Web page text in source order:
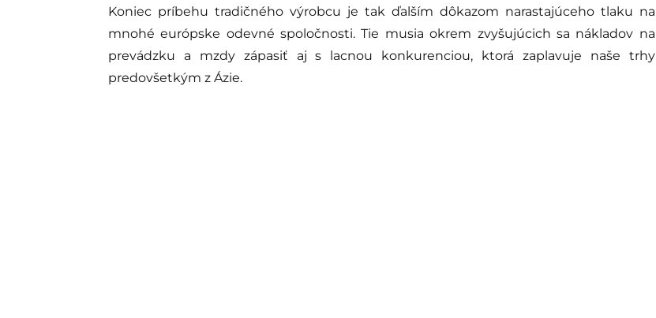
Koniec príbehu tradičného výrobcu je tak ďalším dôkazom narastajúceho tlaku na
mnohé európske odevné spoločnosti. Tie musia okrem zvyšujúcich sa nákladov na
prevádzku a mzdy zápasiť aj s lacnou konkurenciou, ktorá zaplavuje naše trhy
predovšetkým z Ázie.